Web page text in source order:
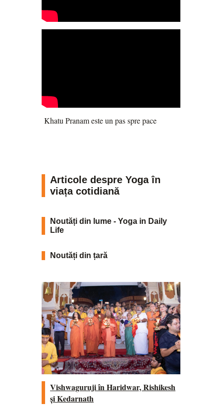
Khatu Pranam este un pas spre pace
Articole despre Yoga în
viața cotidiană
Noutăți din lume - Yoga in Daily
Life
Noutăți din țară
Vishwaguruji în Haridwar, Rishikesh
și Kedarnath